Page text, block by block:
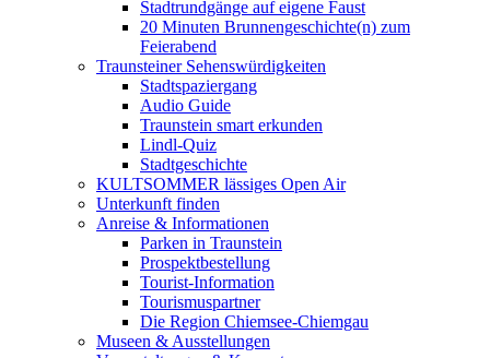
Stadtrundgänge auf eigene Faust
20 Minuten Brunnengeschichte(n) zum
Feierabend
Traunsteiner Sehenswürdigkeiten
Stadtspaziergang
Audio Guide
Traunstein smart erkunden
Lindl-Quiz
Stadtgeschichte
KULTSOMMER lässiges Open Air
Unterkunft finden
Anreise & Informationen
Parken in Traunstein
Prospektbestellung
Tourist-Information
Tourismuspartner
Die Region Chiemsee-Chiemgau
Museen & Ausstellungen